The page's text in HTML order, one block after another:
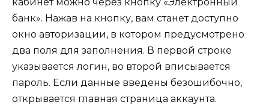
банк». Нажав на кнопку, вам станет доступно
окно авторизации, в котором предусмотрено
два поля для заполнения. В первой строке
указывается логин, во второй вписывается
пароль. Если данные введены безошибочно,
открывается главная страница аккаунта.